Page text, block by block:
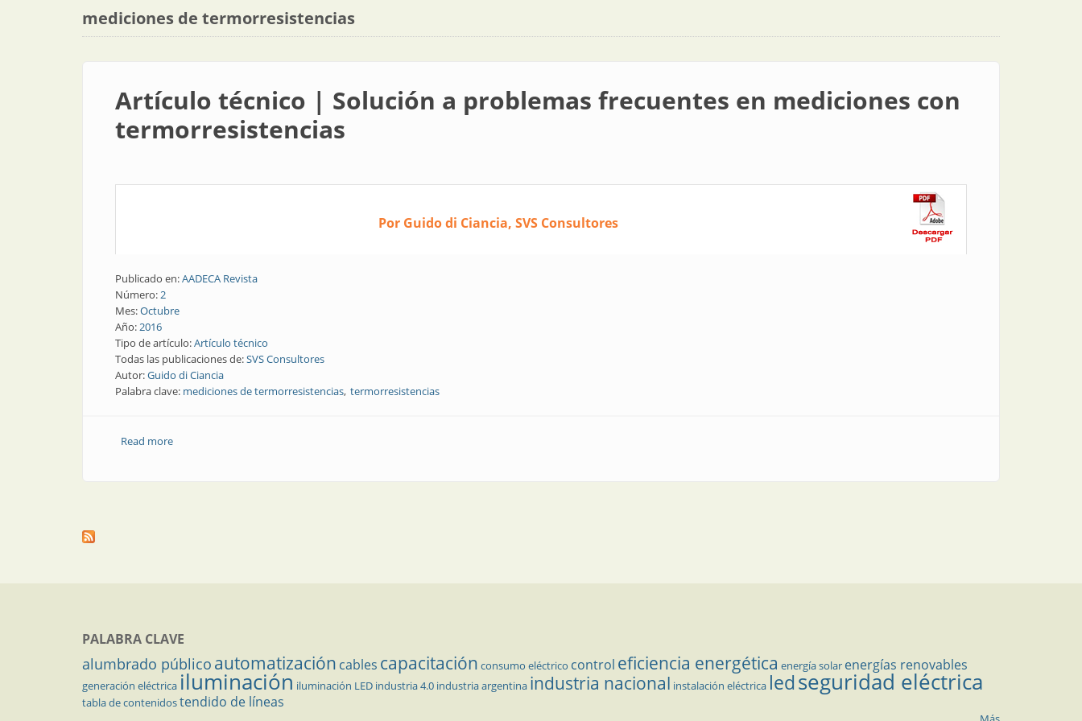
mediciones de termorresistencias
Artículo técnico | Solución a problemas frecuentes en mediciones con
termorresistencias
Por Guido di Ciancia, SVS Consultores
Publicado en:AADECA Revista
Número:2
Mes:Octubre
Año:2016
Tipo de artículo:Artículo técnico
Todas las publicaciones de:SVS Consultores
Autor:Guido di Ciancia
Palabra clave: mediciones de termorresistencias termorresistencias
Read moreabout Artículo técnico | Solución a problemas frecuentes en mediciones con termorresistencias
PALABRA CLAVE
alumbrado público automatización cables capacitación consumo eléctrico control eficiencia energética energía solar energías renovables
generación eléctrica iluminación iluminación LED industria 4.0 industria argentina industria nacional instalación eléctrica ledseguridad eléctrica
tabla de contenidostendido de líneas